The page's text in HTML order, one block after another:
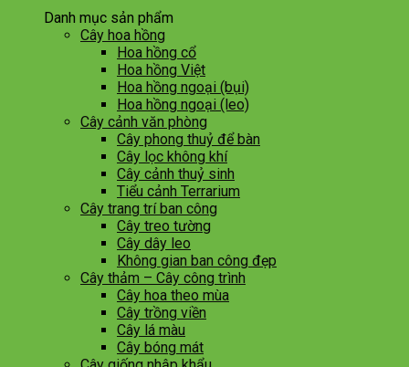
Danh mục sản phẩm
Cây hoa hồng
Hoa hồng cổ
Hoa hồng Việt
Hoa hồng ngoại (bụi)
Hoa hồng ngoại (leo)
Cây cảnh văn phòng
Cây phong thuỷ để bàn
Cây lọc không khí
Cây cảnh thuỷ sinh
Tiểu cảnh Terrarium
Cây trang trí ban công
Cây treo tường
Cây dây leo
Không gian ban công đẹp
Cây thảm – Cây công trình
Cây hoa theo mùa
Cây trồng viền
Cây lá màu
Cây bóng mát